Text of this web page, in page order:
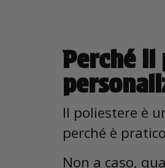
Perché il
Il poliestere è
perché è
Non a caso,